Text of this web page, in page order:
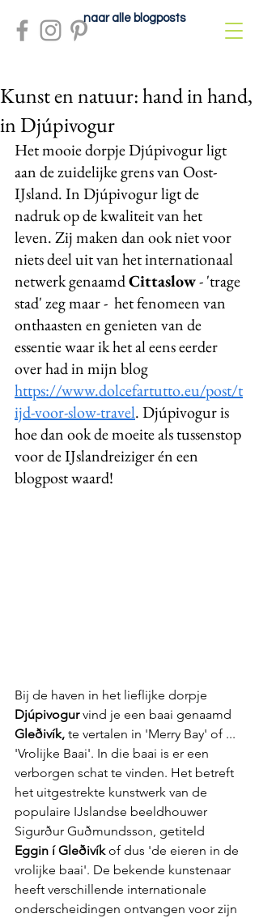
naar alle blogposts
Kunst en natuur: hand in hand,
in Djúpivogur
Het mooie dorpje Djúpivogur ligt
aan de zuidelijke grens van Oost-
IJsland. In Djúpivogur ligt de
nadruk op de kwaliteit van het
leven. Zij maken dan ook niet voor
niets deel uit van het internationaal
netwerk genaamd Cittaslow - 'trage
stad' zeg maar -  het fenomeen van
onthaasten en genieten van de
essentie waar ik het al eens eerder
over had in mijn blog
https://www.dolcefartutto.eu/post/t
ijd-voor-slow-travel. Djúpivogur is
hoe dan ook de moeite als tussenstop
voor de IJslandreiziger én een
blogpost waard!
Bij de haven in het lieflijke dorpje
Djúpivogur vind je een baai genaamd
Gleðivík, te vertalen in 'Merry Bay' of ...
'Vrolijke Baai'. In die baai is er een
verborgen schat te vinden. Het betreft
het uitgestrekte kunstwerk van de
populaire IJslandse beeldhouwer
Sigurður Guðmundsson, getiteld
Eggin í Gleðivík of dus 'de eieren in de
vrolijke baai'. De bekende kunstenaar
heeft verschillende internationale
onderscheidingen ontvangen voor zijn